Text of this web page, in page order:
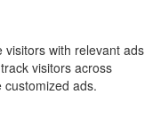
with relevant ads
visitors across
ads.